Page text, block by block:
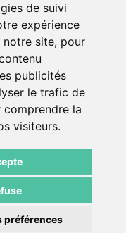
de suivi
expérience
site, pour
publicités
le trafic de
la
visiteurs.
préférences